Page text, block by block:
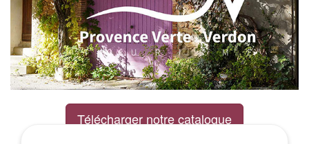
Télécharger notre catalogue